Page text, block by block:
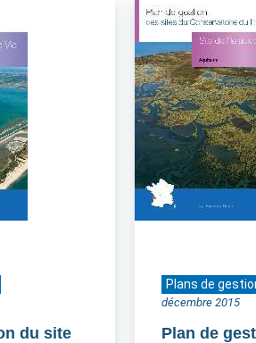
du site
Plans de
décembre 2015
Plan de